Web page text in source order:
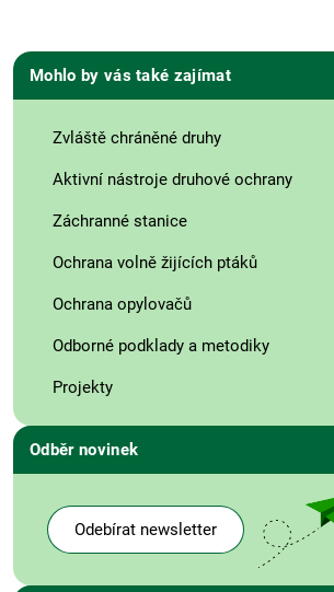
Mohlo by vás také zajímat
Zvláště chráněné druhy
Aktivní nástroje druhové ochrany
Záchranné stanice
Ochrana volně žijících ptáků
Ochrana opylovačů
Odborné podklady a metodiky
Projekty
Odběr novinek
Odebírat newsletter